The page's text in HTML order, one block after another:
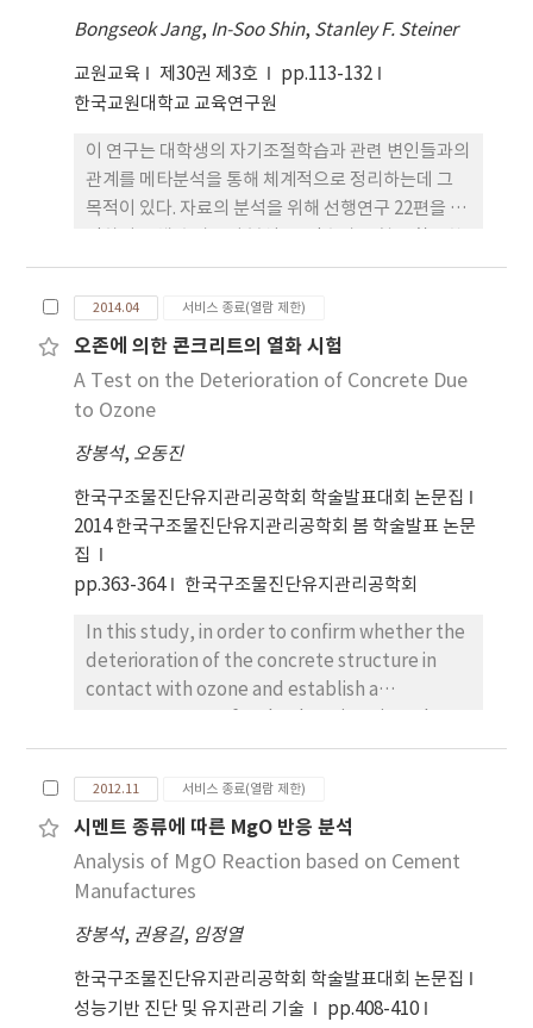
Bongseok Jang, In-Soo Shin, Stanley F. Steiner
교원교육 제30권 제3호
pp.113-132
한국교원대학교 교육연구원
이 연구는 대학생의 자기조절학습과 관련 변인들과의
관계를 메타분석을 통해 체계적으로 정리하는데 그
목적이 있다. 자료의 분석을 위해 선행연구 22편을 선
범주형 변수별 분석, 메타회귀분석을 실시하였다. 연
구의 결과는 다음과 같다. 첫째, 분석에 이용된 선행연
구 결과에 대한 전체 효과크기는 .213으로 나타났으
며, 이는 중간 수준의 효과크기로 해석될 수 있다. 둘
째, 인지/메타인지, 동기, 사회/환경적 요인 등 자기
조절학습 하위요인에 따른 효과크기는 유사한 수준인
들과의 관계는 정의적 영역, 인지적 영역, 학업성취도
순으로 효과크기가 큰 것으로 나타났다. 끝으로 연구
결과에 대한 논의 및 시사점, 그리고 후속연구에 대한
제언을 제시하였다.
2014.04 서비스 종료(열람 제한)
오존에 의한 콘크리트의 열화 시험
A Test on the Deterioration of Concrete Due
to Ozone
장봉석, 오동진
한국구조물진단유지관리공학회 학술발표대회 논문집
2014 한국구조물진단유지관리공학회 봄 학술발표 논문
집
pp.363-364
한국구조물진단유지관리공학회
In this study, in order to confirm whether the
deterioration of the concrete structure in
contact with ozone and establish a
test of concrete in ozone were conducted by
using a few concrete specimen that is fitted
to the capacity of the test equipment.
2012.11 서비스 종료(열람 제한)
시멘트 종류에 따른 MgO 반응 분석
Analysis of MgO Reaction based on Cement
Manufactures
장봉석, 권용길, 임정열
한국구조물진단유지관리공학회 학술발표대회 논문집
성능기반 진단 및 유지관리 기술
pp.408-410